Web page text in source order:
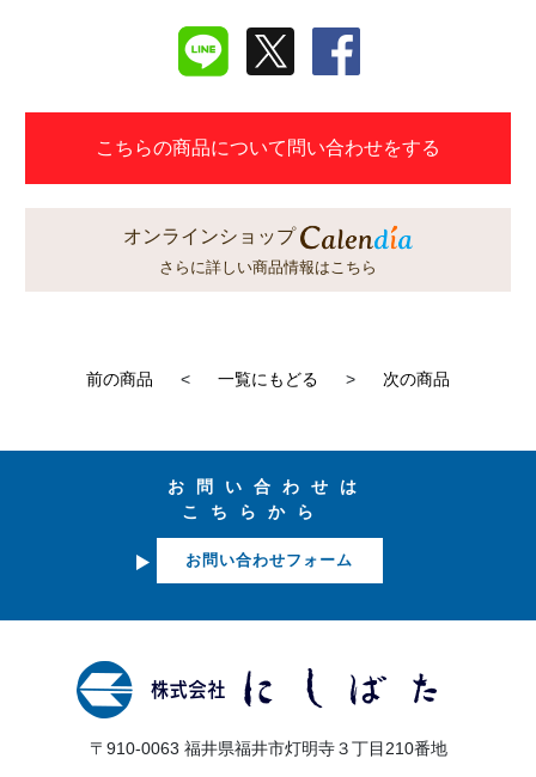
こちらの商品について問い合わせをする
オンラインショップ
さらに詳しい商品情報はこちら
前の商品 < 一覧にもどる > 次の商品
お問い合わせは
こちらから
お問い合わせフォーム
〒910-0063 福井県福井市灯明寺３丁目210番地